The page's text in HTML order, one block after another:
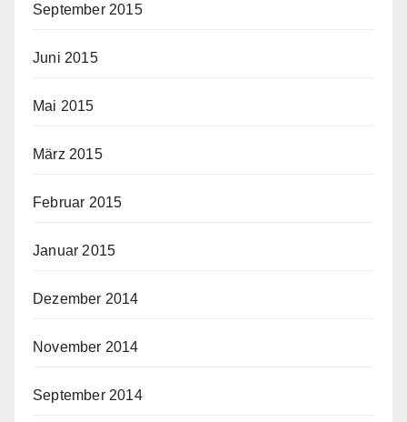
September 2015
Juni 2015
Mai 2015
März 2015
Februar 2015
Januar 2015
Dezember 2014
November 2014
September 2014